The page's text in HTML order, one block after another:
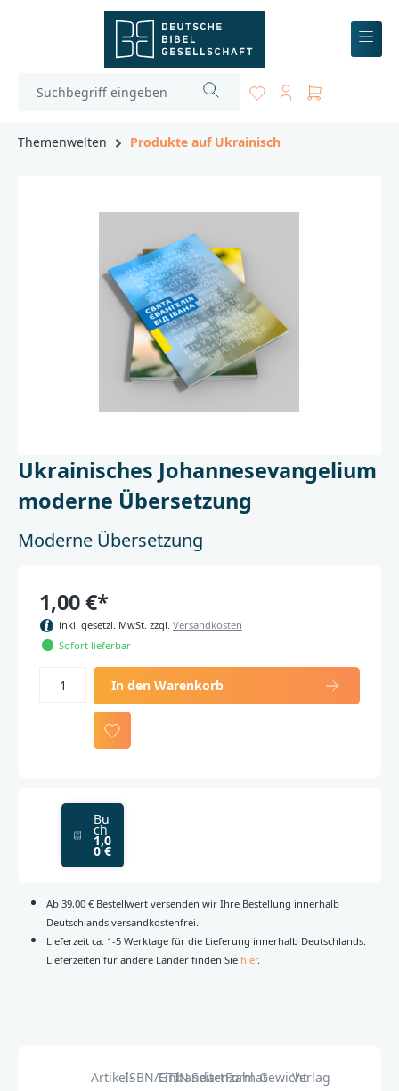
Themenwelten Produkte auf Ukrainisch
Ukrainisches Johannesevangelium
moderne Übersetzung
Moderne Übersetzung
1,00 €*
inkl. gesetzl. MwSt. zzgl. Versandkosten
Sofort lieferbar
In den Warenkorb
Bu
ch
1,0
0 €
Ab 39,00 € Bestellwert versenden wir Ihre Bestellung innerhalb
Deutschlands versandkostenfrei.
Lieferzeit ca. 1-5 Werktage für die Lieferung innerhalb Deutschlands.
Lieferzeiten für andere Länder finden Sie hier.
Artikel-ISBN/GTINEinbandartSeitenzahl
FormatGewichtVerlag